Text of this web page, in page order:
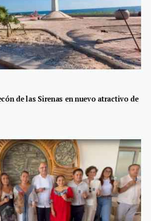
de las Sirenas en nuevo atractivo de